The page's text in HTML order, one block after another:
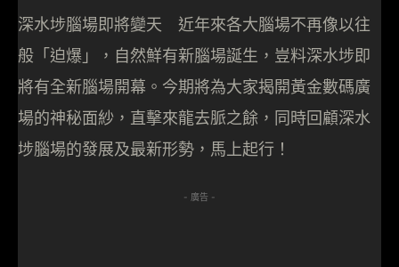
深水埗腦場即將變天 近年來各大腦場不再像以往
般「迫爆」，自然鮮有新腦場誕生，豈料深水埗即
將有全新腦場開幕。今期將為大家揭開黃金數碼廣
場的神秘面紗，直擊來龍去脈之餘，同時回顧深水
埗腦場的發展及最新形勢，馬上起行！
- 廣告 -